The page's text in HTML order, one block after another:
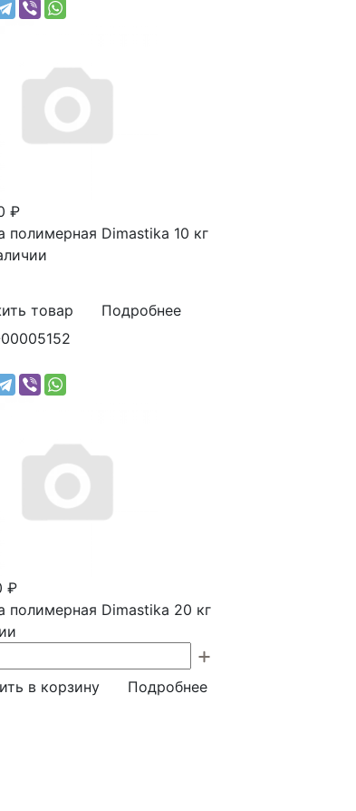
₽
полимерная Dimastika 10 кг
товар
Подробнее
₽
полимерная Dimastika 20 кг
в корзину Подробнее